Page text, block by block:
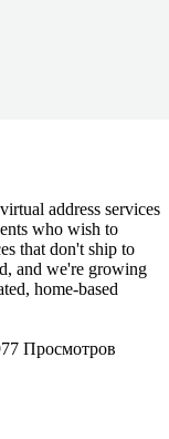
address services
who wish to
that don't ship to
and we're growing
home-based
Просмотров